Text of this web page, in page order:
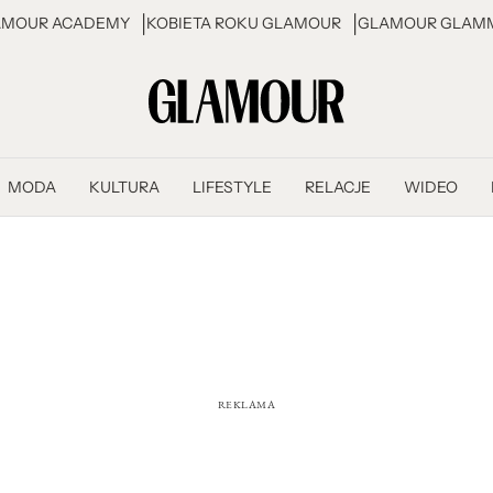
ACADEMY KOBIETA ROKU GLAMOUR GLAMOUR
MODA KULTURA LIFESTYLE RELACJE WIDEO